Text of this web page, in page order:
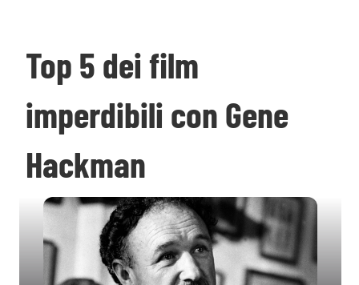
Top 5 dei film
imperdibili con Gene
Hackman